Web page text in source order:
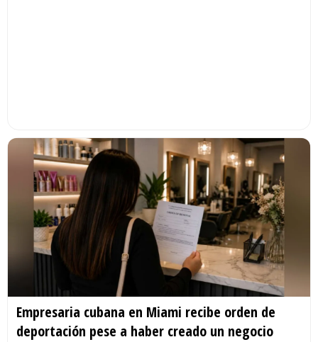
Empresaria cubana en Miami recibe orden de
deportación pese a haber creado un negocio